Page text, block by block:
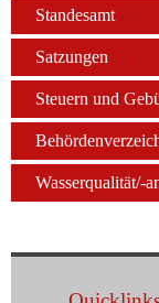
Standesamt
Satzungen
Steuern und
Wasserqualität/-